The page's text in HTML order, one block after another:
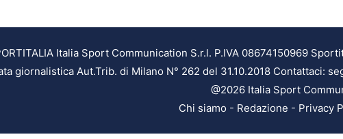
Italia Sport Communication S.r.l. P.IVA 08674150969
giornalistica Aut.Trib. di Milano N° 262 del 31.10.2018 Contattaci:
@2026 Italia Sport
Chi siamo - Redazione - Privacy